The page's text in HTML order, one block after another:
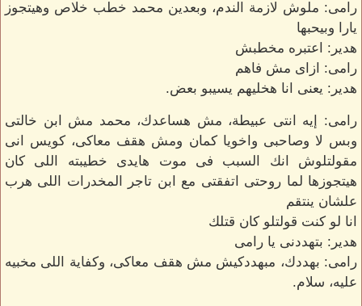
رامى: ملوش لازمة الندم، وبعدين محمد خطب خلاص وهيتجوز
يارا وبيحبها
هدير: اعتبره مخطبش
رامى: ازاى مش فاهم
هدير: يعنى انا هخليهم يسيبو بعض.
رامى: إيه انتى عبيطة، مش هساعدك، محمد مش ابن خالتى
وبس لا وصاحبى واخويا كمان ومش هقف معاكى، كويس انى
مقولتلوش انك السبب فى موت هايدى خطيبته اللى كان
هيتجوزها لما روحتى اتفقتى مع ابن تاجر المخدرات اللى هرب
علشان ينتقم
انا لو كنت قولتلو كان قتلك
هدير: بتهددنى يا رامى
رامى: بهددك، مبهددكيش مش هقف معاكى، وكفاية اللى مخبيه
عليه، سلام.